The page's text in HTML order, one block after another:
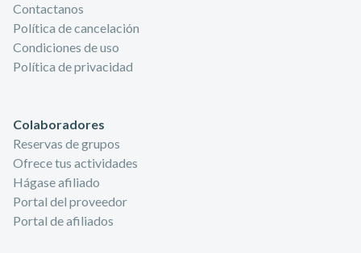
Contactanos
Política de cancelación
Condiciones de uso
Política de privacidad
Colaboradores
Reservas de grupos
Ofrece tus actividades
Hágase afiliado
Portal del proveedor
Portal de afiliados